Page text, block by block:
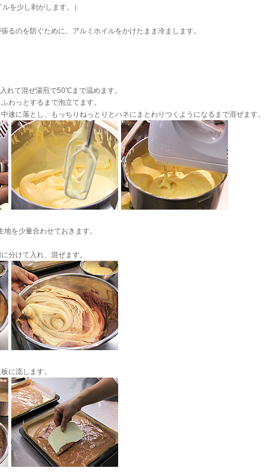
を少し剥がします。）
るのを防ぐために、アルミホイルをかけたまま冷まします。
れて混ぜ湯煎で50℃まで温めます。
っとするまで泡立てます。
に落とし、もっちりねっとりとハネにまとわりつくようになるまで混ぜます。
を少量合わせておきます。
分けて入れ、混ぜます。
に流します。